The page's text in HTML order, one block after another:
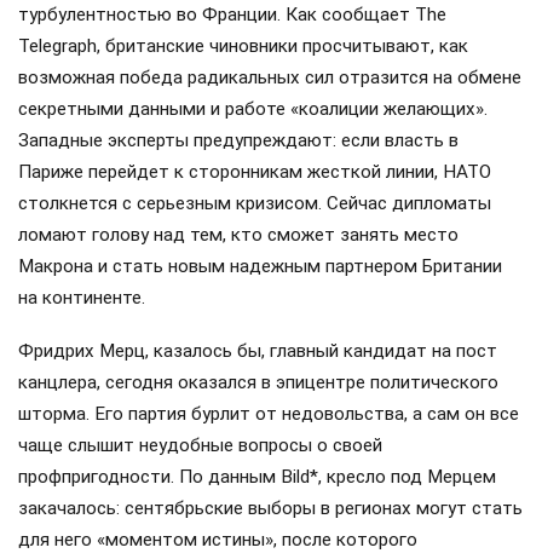
турбулентностью во Франции. Как сообщает The
Telegraph, британские чиновники просчитывают, как
возможная победа радикальных сил отразится на обмене
секретными данными и работе «коалиции желающих».
Западные эксперты предупреждают: если власть в
Париже перейдет к сторонникам жесткой линии, НАТО
столкнется с серьезным кризисом. Сейчас дипломаты
ломают голову над тем, кто сможет занять место
Макрона и стать новым надежным партнером Британии
на континенте.
Фридрих Мерц, казалось бы, главный кандидат на пост
канцлера, сегодня оказался в эпицентре политического
шторма. Его партия бурлит от недовольства, а сам он все
чаще слышит неудобные вопросы о своей
профпригодности. По данным Bild*, кресло под Мерцем
закачалось: сентябрьские выборы в регионах могут стать
для него «моментом истины», после которого